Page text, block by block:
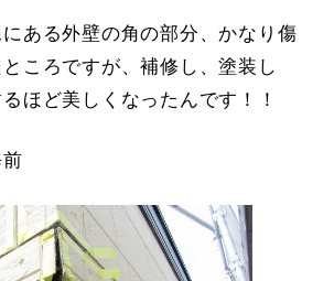
ある外壁の角の部分、かなり傷
ころですが、補修し、塗装し
ほど美しくなったんです！！